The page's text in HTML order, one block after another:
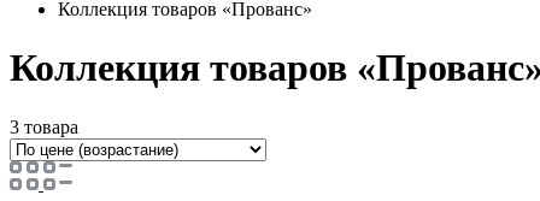
Коллекция товаров «Прованс»
Коллекция товаров
3 товара